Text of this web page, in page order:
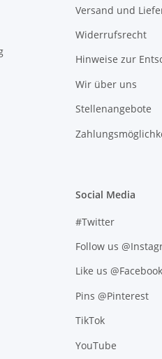
Versand und
Widerrufsrecht
Hinweise zur
Wir über uns
Stellenangebote
Social Media
#Twitter
Follow us
Like us @Facebook
Pins @Pinterest
TikTok
YouTube